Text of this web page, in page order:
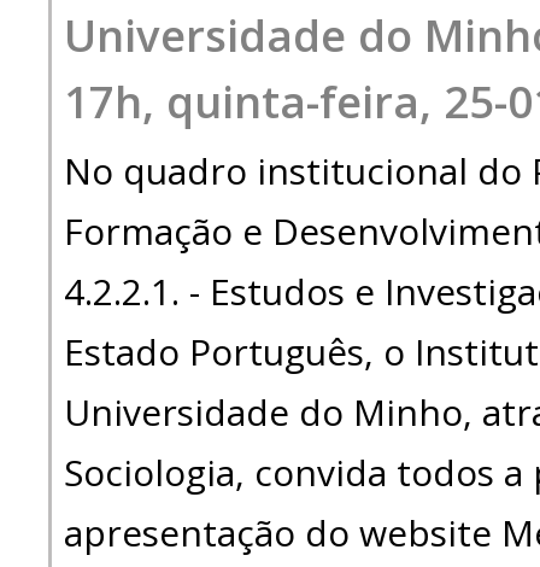
Universidade do
17h, quinta-feira, 25-
No quadro institucional do
Formação e
4.2.2.1. - Estudos e
Estado Português, o
Universidade do Minho,
Sociologia, convida todos
apresentação do website